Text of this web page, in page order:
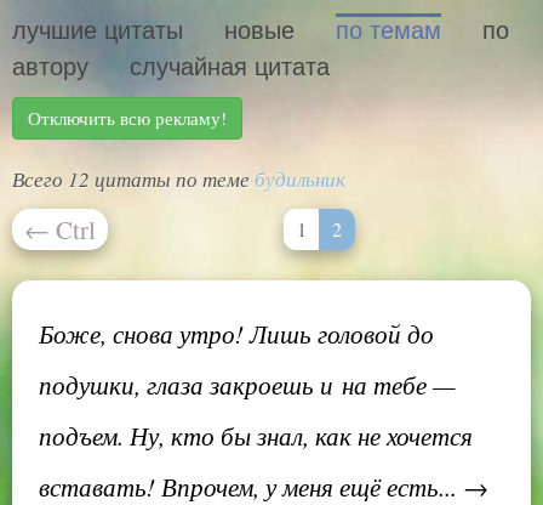
лучшие цитаты новые по темам
по
автору
случайная цитата
Отключить всю рекламу!
Всего 12 цитаты по теме будильник
← Ctrl 1 2
Боже, снова утро! Лишь головой до
подушки, глаза закроешь и на тебе —
подъем. Ну, кто бы знал, как не хочется
вставать! Впрочем, у меня ещё есть... →